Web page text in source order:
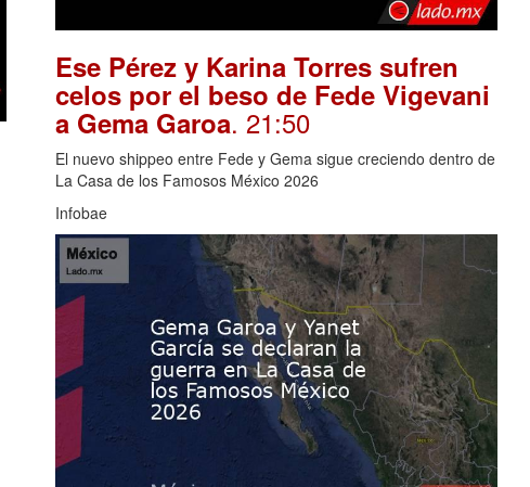
Ese Pérez y Karina Torres sufren
celos por el beso de Fede Vigevani
a Gema Garoa. 21:50
El nuevo shippeo entre Fede y Gema sigue creciendo dentro de
La Casa de los Famosos México 2026
Infobae